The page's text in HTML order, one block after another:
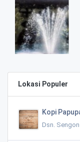
Mata Air Ma
Krogowangan,
Sawangan
0.13 KM
Lokasi Populer
Kopi
Dsn.